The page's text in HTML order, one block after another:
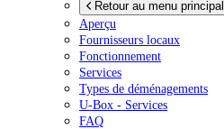
Retour au menu principal
Aperçu
Fournisseurs locaux
Fonctionnement
Services
Types de déménagements
U-Box - Services
FAQ